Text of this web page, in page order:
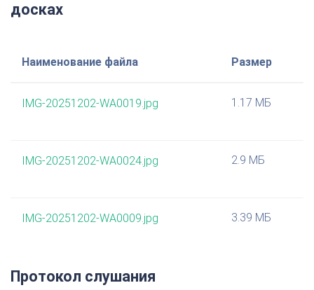
досках
Наименование файла Размер
IMG-20251202-WA0019.jpg 1.17 МБ
IMG-20251202-WA0024.jpg 2.9 МБ
IMG-20251202-WA0009.jpg 3.39 МБ
Протокол слушания